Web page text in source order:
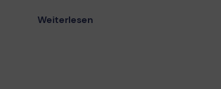
Weiterlesen